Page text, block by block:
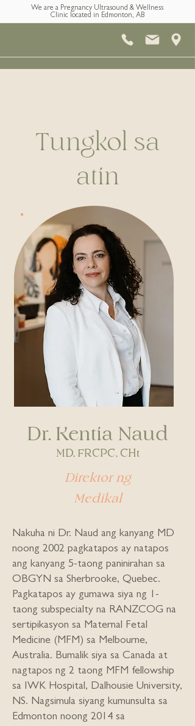
We are a Pregnancy Ultrasound & Wellness
Clinic located in Edmonton, AB
Tungkol sa
atin
Dr. Kentia Naud
MD, FRCPC, CHt
Direktor ng
Medikal
Nakuha ni Dr. Naud ang kanyang MD
noong 2002 pagkatapos ay natapos
ang kanyang 5-taong paninirahan sa
OBGYN sa Sherbrooke, Quebec.
Pagkatapos ay gumawa siya ng 1-
taong subspecialty na RANZCOG na
sertipikasyon sa Maternal Fetal
Medicine (MFM) sa Melbourne,
Australia. Bumalik siya sa Canada at
nagtapos ng 2 taong MFM fellowship
sa IWK Hospital, Dalhousie University,
NS. Nagsimula siyang kumunsulta sa
Edmonton noong 2014 sa